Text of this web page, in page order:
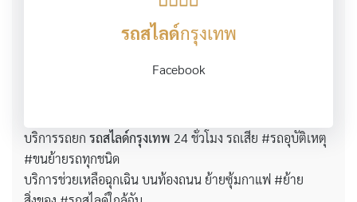
รถสไลด์กรุงเทพ
Facebook
บริการรถยก รถสไลด์กรุงเทพ 24 ชั่วโมง รถเสีย #รถอุบัติเหตุ
#ขนย้ายรถทุกชนิด
บริการช่วยเหลือฉุกเฉิน บนท้องถนน ย้ายซุ้มกาแฟ #ย้าย